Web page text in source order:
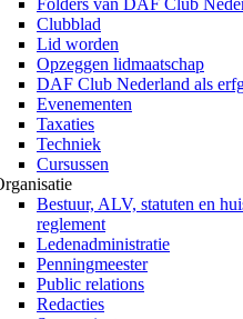
Folders van DAF Club
Clubblad
Lid worden
Opzeggen lidmaatschap
DAF Club Nederland als
Evenementen
Taxaties
Techniek
Cursussen
Bestuur, ALV, statuten en
reglement
Ledenadministratie
Penningmeester
Public relations
Redacties